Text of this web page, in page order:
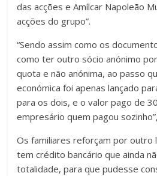
das acções e Amílcar Napoleão
acções do grupo”.
“Sendo assim como os
como ter outro sócio anónimo
quota e não anónima, ao passo
económica foi apenas lançado
para os dois, e o valor pago de
empresário quem pagou
Os familiares reforçam por outro
tem crédito bancário que ainda
totalidade, para que pudesse